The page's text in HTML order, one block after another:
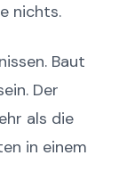
nichts.
Baut
Der
als die
in einem